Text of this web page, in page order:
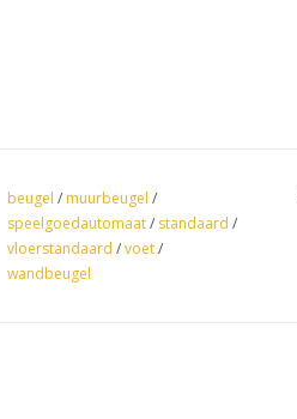
beugel / muurbeugel /
speelgoedautomaat/ standaard /
vloerstandaard /voet/
wandbeugel